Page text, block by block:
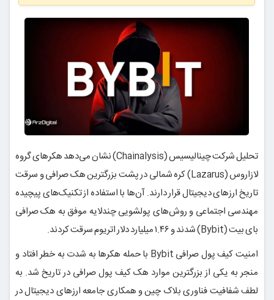
تحلیل شرکت چینالیسیس (Chainalysis) نشان می‌دهد هکرهای گروه
لازاروس (Lazarus) کره شمالی در پشت بزرگترین هک صرافی و سرقت
تاریخ ارزهای دیجیتال قرار دارند. آن‌ها با استفاده از تکنیک‌های پیچیده
مهندسی اجتماعی و روش‌های پولشویی چندلایه موفق به هک صرافی
بای بیت (Bybit) شدند و ۱.۴۶ میلیارد دلار اتریوم سرقت کردند.
امنیت کیف پول صرافی Bybit با حمله هکرها به شدت به خطر افتاد و
منجر به یکی از بزرگترین موارد هک کیف پول صرافی در تاریخ شد. به
لطف شفافیت فناوری بلاک چین و همکاری جامعه ارزهای دیجیتال در